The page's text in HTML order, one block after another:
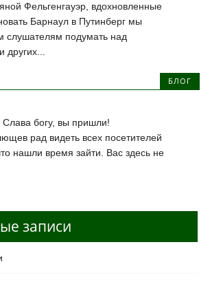
Фельгенгауэр, вдохновленные
Барнаул в Путинберг мы
слушателям подумать над
БЛОГ
Слава богу, вы пришли!
нашли время зайти. Вас здесь не
записи